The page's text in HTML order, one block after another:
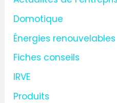
c
h
e
r
:
Domotique
Énergies renouvelables
Fiches conseils
IRVE
Produits